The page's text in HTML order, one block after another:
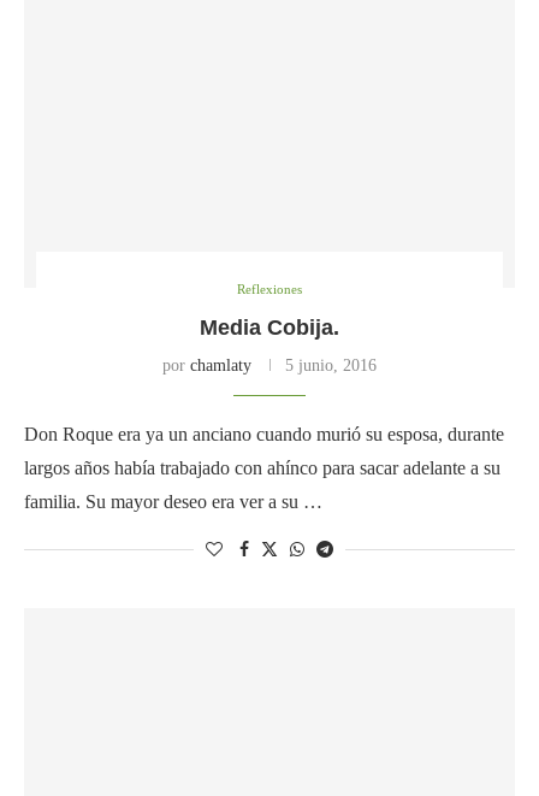
Reflexiones
Media Cobija.
por chamlaty 5 junio, 2016
Don Roque era ya un anciano cuando murió su esposa, durante
largos años había trabajado con ahínco para sacar adelante a su
familia. Su mayor deseo era ver a su …